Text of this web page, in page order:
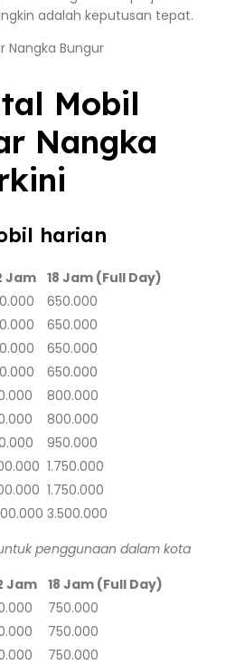
adalah keputusan tepat.
Mobil
Nangka
harian
Jam 18 Jam (Full Day)
650.000
650.000
650.000
650.000
800.000
800.000
950.000
1.750.000
1.750.000
3.500.000
penggunaan dalam kota
Jam
18 Jam (Full Day)
750.000
750.000
750.000